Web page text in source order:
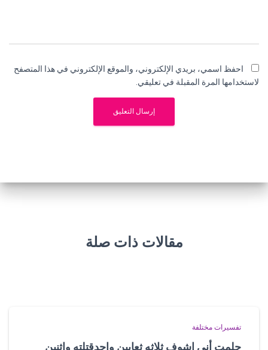
احفظ اسمي، بريدي الإلكتروني، والموقع الإلكتروني في هذا المتصفح
لاستخدامها المرة المقبلة في تعليقي.
مقالات ذات صلة
تفسيرات مختلفة
حلمت أني اشوف ثلاثه ثعابين واحدقتلته واثنين